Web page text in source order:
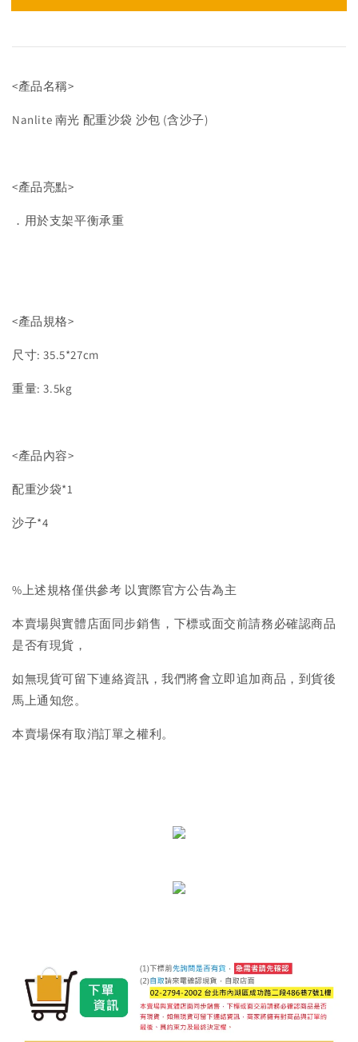
<產品名稱>
Nanlite 南光 配重沙袋 沙包 (含沙子)
<產品亮點>
．用於支架平衡承重
<產品規格>
尺寸: 35.5*27cm
重量: 3.5kg
<產品內容>
配重沙袋*1
沙子*4
%上述規格僅供參考 以實際官方公告為主
本賣場與實體店面同步銷售，下標或面交前請務必確認商品
是否有現貨，
如無現貨可留下連絡資訊，我們將會立即追加商品，到貨後
馬上通知您。
本賣場保有取消訂單之權利。